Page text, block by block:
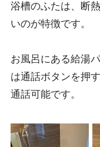
浴槽のふたは、断
いのが特徴です。
お風呂にある給湯
は通話ボタンを押
通話可能です。